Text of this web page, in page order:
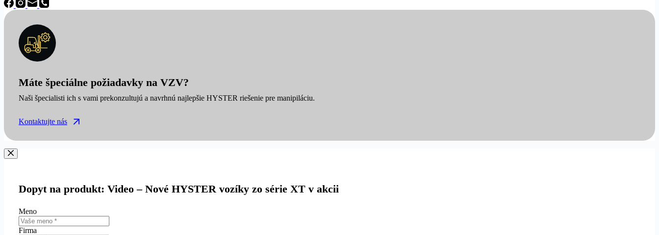
Máte špeciálne požiadavky na VZV?
Naši špecialisti ich s vami prekonzultujú a navrhnú najlepšie HYSTER riešenie pre manipiláciu.
Kontaktujte nás
Dopyt na produkt: Video – Nové HYSTER vozíky zo série XT v akcii
Meno
Firma